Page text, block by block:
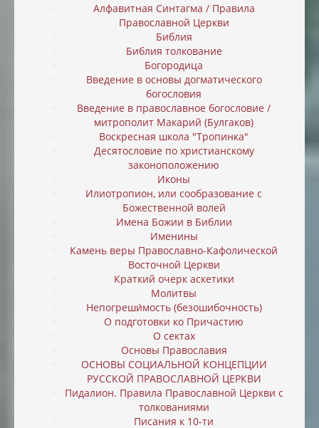
Алфавитная Синтагма / Правила
Православной Церкви
Библия
Библия толкование
Богородица
Введение в основы догматического
богословия
Введение в православное богословие /
митрополит Макарий (Булгаков)
Воскресная школа "Тропинка"
Десятословие по христианскому
законоположению
Иконы
Илиотропион, или cообразование с
Божественной волей
Имена Божии в Библии
Именины
Камень веры Православно-Кафолической
Восточной Церкви
Краткий очерк аскетики
Молитвы
Непогреши́мость (безошибочность)
О подготовки ко Причастию
О сектах
Основы Православия
ОСНОВЫ СОЦИАЛЬНОЙ КОНЦЕПЦИИ
РУССКОЙ ПРАВОСЛАВНОЙ ЦЕРКВИ
Пидалион. Правила Православной Церкви с
толкованиями
Писания к 10-ти